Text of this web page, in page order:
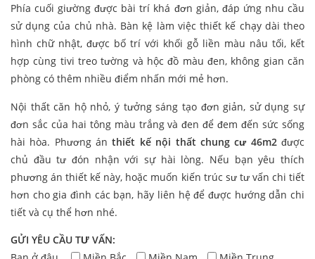
Phía cuối giường được bài trí khá đơn giản, đáp ứng nhu cầu
sử dụng của chủ nhà. Bàn kệ làm việc thiết kế chạy dài theo
hình chữ nhật, được bố trí với khối gỗ liền màu nâu tối, kết
hợp cùng tivi treo tường và hộc đồ màu đen, không gian căn
phòng có thêm nhiều điểm nhấn mới mẻ hơn.
Nội thất căn hộ nhỏ, ý tưởng sáng tạo đơn giản, sử dụng sự
đơn sắc của hai tông màu trắng và đen để đem đến sức sống
hài hòa. Phương ánthiết kế nội thất chung cư 46m2được
chủ đầu tư đón nhận với sự hài lòng. Nếu bạn yêu thích
phương án thiết kế này, hoặc muốn kiến trúc sư tư vấn chi tiết
hơn cho gia đình các bạn, hãy liên hệ để được hướng dẫn chi
tiết và cụ thể hơn nhé.
GỬI YÊU CẦU TƯ VẤN: